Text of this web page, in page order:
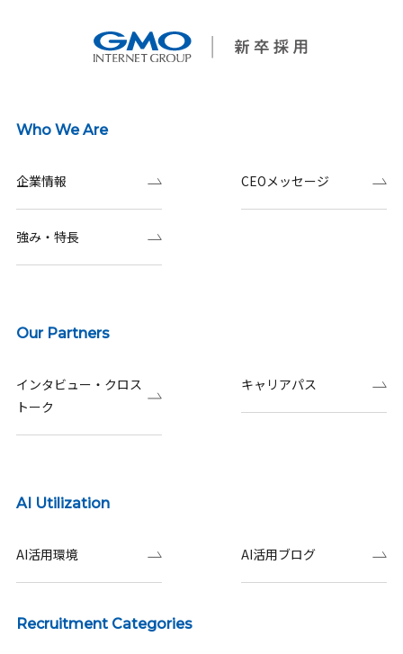
Who We Are
企業情報 CEOメッセージ
強み・特長
Our Partners
インタビュー・クロス
トーク
キャリアパス
AI Utilization
AI活用環境 AI活用ブログ
Recruitment Categories